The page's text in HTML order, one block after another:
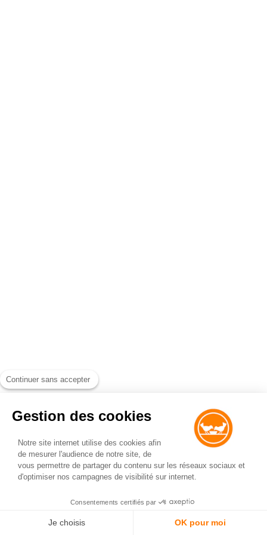
Continuer sans accepter
Gestion des cookies
Notre site internet utilise des cookies afin
de mesurer l'audience de notre site, de
vous permettre de partager du contenu sur les réseaux sociaux et
d'optimiser nos campagnes de visibilité sur internet.
Consentements certifiés par
Je choisis OK pour moi